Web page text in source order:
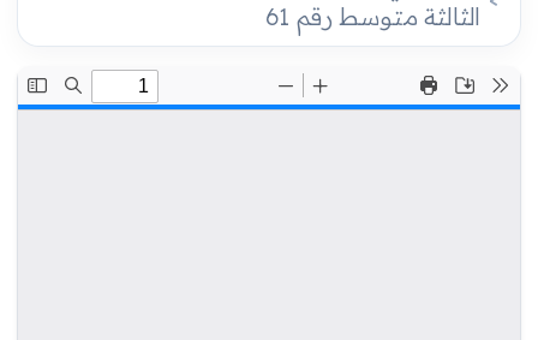
الثالثة متوسط رقم 61